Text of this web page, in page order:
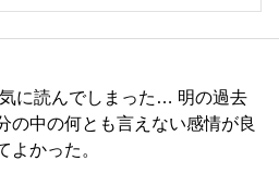
に読んでしまった… 明の過去
の中の何とも言えない感情が良
よかった。